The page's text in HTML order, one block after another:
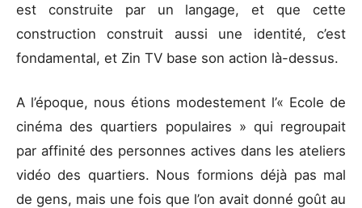
est construite par un langage, et que cette
construction construit aussi une identité, c’est
fondamental, et Zin TV base son action là-dessus.
A l’époque, nous étions modestement l’« Ecole de
cinéma des quartiers populaires » qui regroupait
par affinité des personnes actives dans les ateliers
vidéo des quartiers. Nous formions déjà pas mal
de gens, mais une fois que l’on avait donné goût au